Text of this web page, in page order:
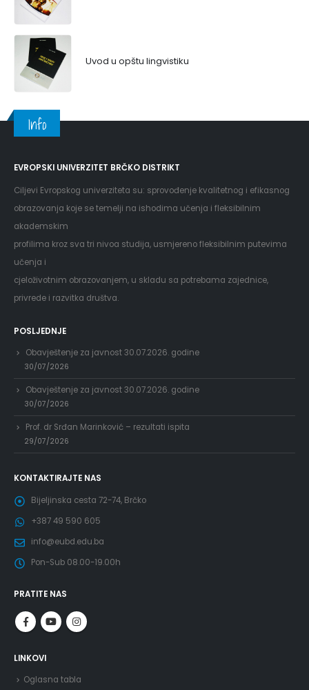
Uvod u opštu lingvistiku
Info
EVROPSKI UNIVERZITET BRČKO DISTRIKT
Ciljevi Evropskog univerziteta su: sprovođenje kvalitetnog i efikasnog
obrazovanja koje se temelji na ishodima učenja i fleksibilnim
akademskim
profilima kroz sva tri nivoa studija, usmjereno fleksibilnim putevima
učenja i
cjeloživotnim obrazovanjem, u skladu sa potrebama zajednice,
privrede i razvitka društva.
POSLJEDNJE
Obavještenje za javnost 30.07.2026. godine
30/07/2026
Obavještenje za javnost 30.07.2026. godine
30/07/2026
Prof. dr Srđan Marinković – rezultati ispita
29/07/2026
KONTAKTIRAJTE NAS
Bijeljinska cesta 72-74, Brčko
+387 49 590 605
info@eubd.edu.ba
Pon-Sub 08.00-19.00h
PRATITE NAS
LINKOVI
Oglasna tabla